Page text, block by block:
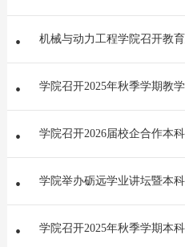
机械与动力工程学院召开教
学院召开2025年秋季学期教
学院召开2026届校企合作本
学院举办砺远学业讲坛暨本
学院召开2025年秋季学期本